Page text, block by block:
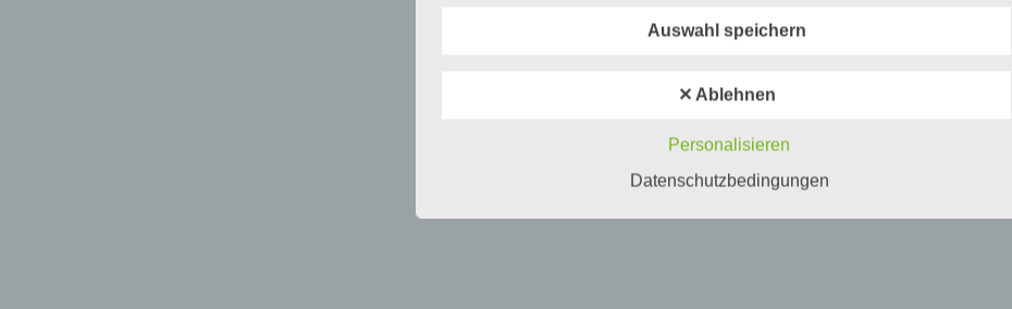
Einschränkung der Verarbeitung ist die Markierung gespeicherter
Profiling ist jede Art der automatisierten Verarbeitung personenbezogener
Daten, die darin besteht, dass diese personenbezogenen Daten verwendet
Person beziehen, zu bewerten, insbesondere, um Aspekte bezüglich
Auswahl speichern
✕ Ablehnen
Personalisieren
Datenschutzbedingungen